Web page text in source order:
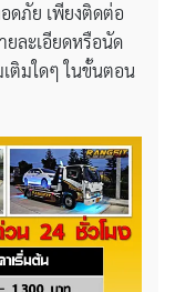
ดภัย เพียงติดต่อ
ยละเอียดหรือนัด
ติมใดๆ ในขั้นตอน